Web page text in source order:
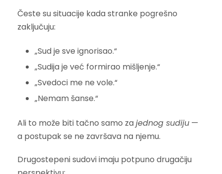
Česte su situacije kada stranke pogrešno
zaključuju:
„Sud je sve ignorisao.“
„Sudija je već formirao mišljenje.“
„Svedoci me ne vole.“
„Nemam šanse.“
Ali to može biti tačno samo zajednog sudiju —
a postupak se ne završava na njemu.
Drugostepeni sudovi imaju potpuno drugačiju